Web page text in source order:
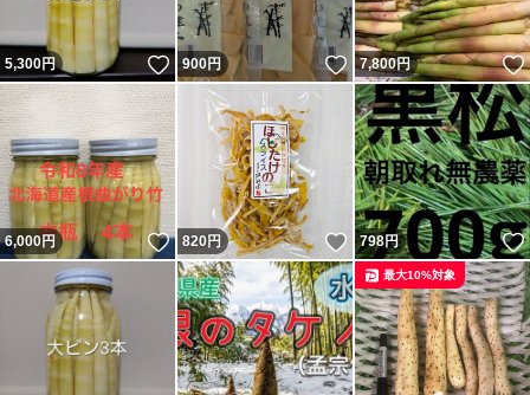
5,300円 いいね！
900円 いいね！
7,800円
6,000円 いいね！
820円 いいね！
798円
最大10%対象